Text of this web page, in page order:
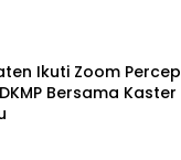
Ikuti Zoom
Bersama Kaster